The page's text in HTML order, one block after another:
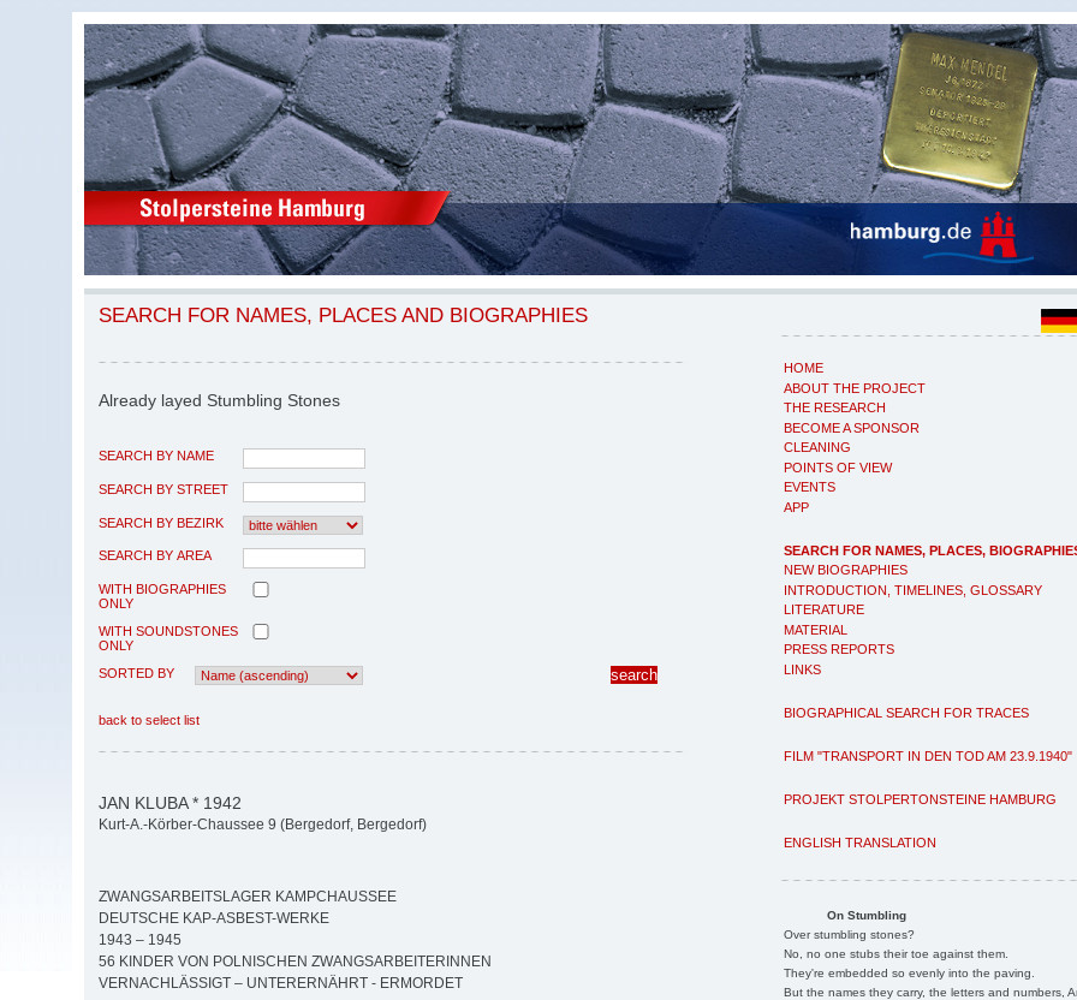
HOME
ABOUT THE PROJECT
THE RESEARCH
BECOME A SPONSOR
CLEANING
POINTS OF VIEW
EVENTS
APP
SEARCH FOR NAMES, PLACES,
NEW BIOGRAPHIES
INTRODUCTION, TIMELINES, GLOSSARY
LITERATURE
MATERIAL
PRESS REPORTS
LINKS
BIOGRAPHICAL SEARCH FOR TRACES
FILM "TRANSPORT IN DEN TOD AM 23.9.1940"
PROJEKT STOLPERTONSTEINE HAMBURG
ENGLISH TRANSLATION
On Stumbling
Over stumbling stones?
No, no one stubs their toe against them.
They're embedded so evenly into the paving.
But the names they carry, the letters and numbers,
SEARCH FOR NAMES, PLACES AND BIOGRAPHIES
Already layed Stumbling Stones
SEARCH BY NAME
SEARCH BY STREET
SEARCH BY BEZIRK
SEARCH BY AREA
WITH BIOGRAPHIES
ONLY
WITH SOUNDSTONES
ONLY
SORTED BY
back to select list
JAN KLUBA * 1942
Kurt-A.-Körber-Chaussee 9 (Bergedorf, Bergedorf)
ZWANGSARBEITSLAGER KAMPCHAUSSEE
DEUTSCHE KAP-ASBEST-WERKE
1943 – 1945
56 KINDER VON POLNISCHEN ZWANGSARBEITERINNEN
VERNACHLÄSSIGT – UNTERERNÄHRT - ERMORDET